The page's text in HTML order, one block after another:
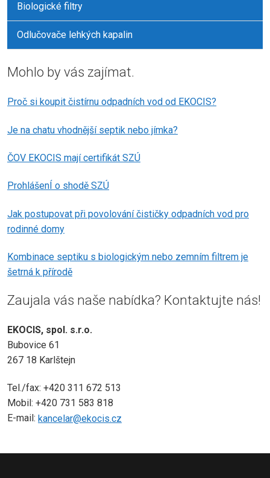
Biologické filtry
Odlučovače lehkých kapalin
Mohlo by vás zajímat.
Proč si koupit čistírnu odpadních vod od EKOCIS?
Je na chatu vhodnější septik nebo jímka?
ČOV EKOCIS mají certifikát SZÚ
ProhlášenÍ o shodě SZÚ
Jak postupovat při povolování čističky odpadních vod pro
rodinné domy
Kombinace septiku s biologickým nebo zemním filtrem je
šetrná k přírodě
Zaujala vás naše nabídka? Kontaktujte nás!
EKOCIS, spol. s.r.o.
Bubovice 61
267 18 Karlštejn
Tel./fax: +420 311 672 513
Mobil: +420 731 583 818
E-mail: kancelar@ekocis.cz